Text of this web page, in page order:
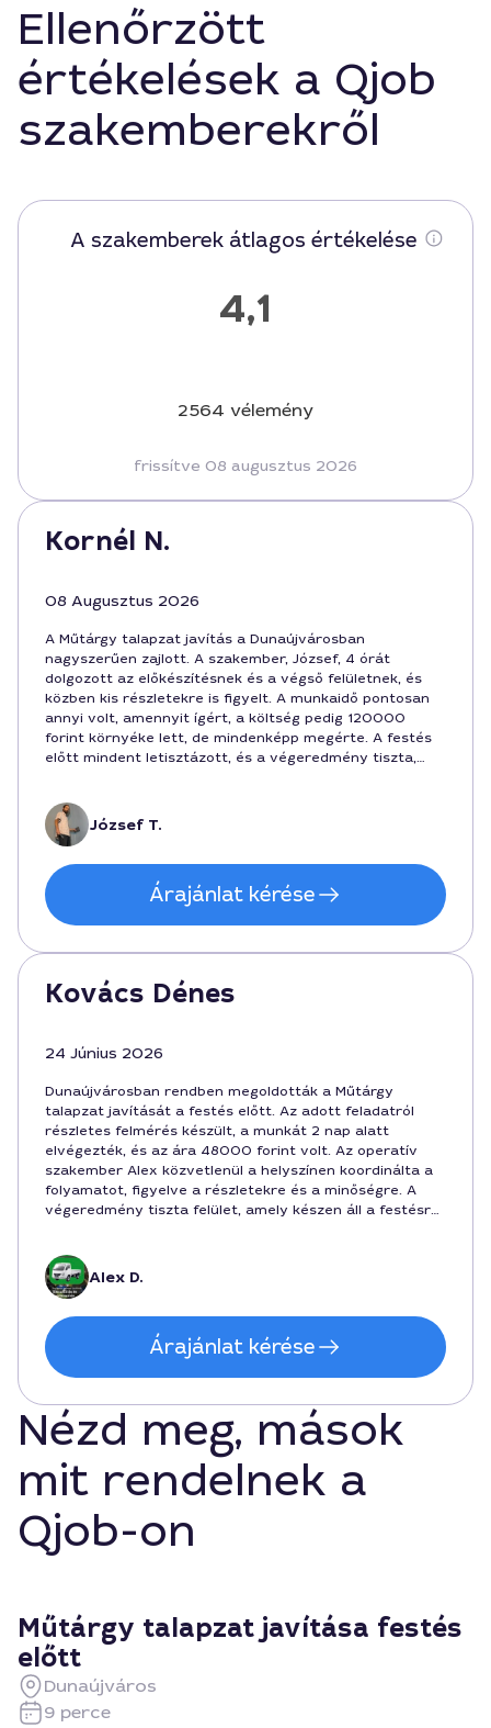
Ellenőrzött
értékelések a Qjob
szakemberekről
A szakemberek átlagos értékelése
4,1
2564 vélemény
frissítve 08 augusztus 2026
Kornél N.
08 Augusztus 2026
A Műtárgy talapzat javítás a Dunaújvárosban
nagyszerűen zajlott. A szakember, József, 4 órát
dolgozott az előkészítésnek és a végső felületnek, és
közben kis részletekre is figyelt. A munkaidő pontosan
annyi volt, amennyit ígért, a költség pedig 120000
forint környéke lett, de mindenképp megérte. A festés
előtt mindent letisztázott, és a végeredmény tiszta,
József T.
Árajánlat kérése
Kovács Dénes
24 Június 2026
Dunaújvárosban rendben megoldották a Műtárgy
talapzat javítását a festés előtt. Az adott feladatról
részletes felmérés készült, a munkát 2 nap alatt
elvégezték, és az ára 48000 forint volt. Az operatív
szakember Alex közvetlenül a helyszínen koordinálta a
folyamatot, figyelve a részletekre és a minőségre. A
végeredmény tiszta felület, amely készen áll a festésre,
Alex D.
Árajánlat kérése
Nézd meg, mások
mit rendelnek a
Qjob-on
Műtárgy talapzat javítása festés
előtt
Dunaújváros
9 perce